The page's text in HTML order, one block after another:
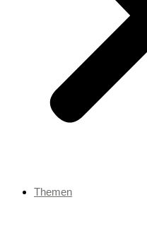
Themen